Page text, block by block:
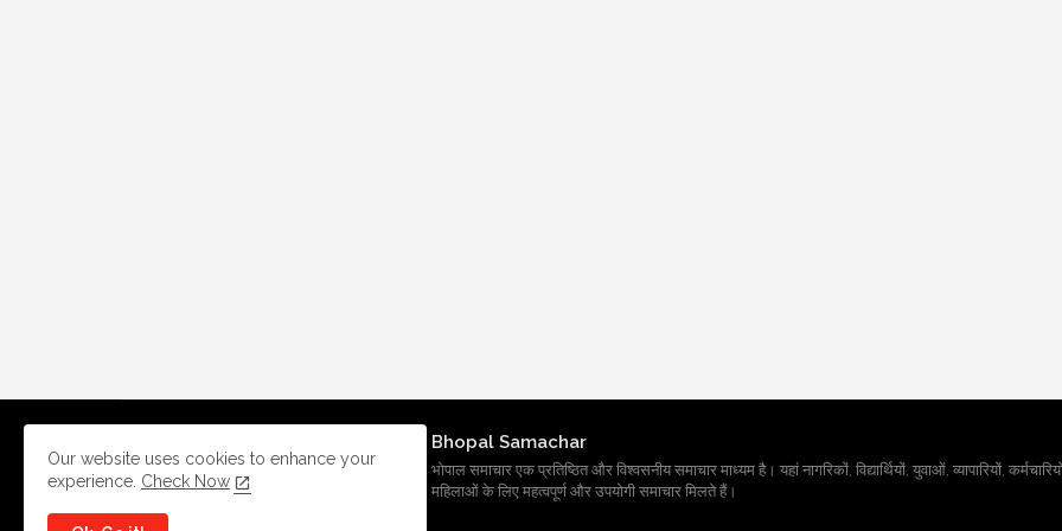
Bhopal Samachar
भोपाल समाचार एक प्रतिष्ठित और विश्वसनीय समाचार माध्यम है। यहां नागरिकों, विद्यार्थियों, युवाओं, व्यापारियों,
महिलाओं के लिए महत्वपूर्ण और उपयोगी समाचार मिलते हैं।
Our website uses cookies to enhance your
experience. Check Now